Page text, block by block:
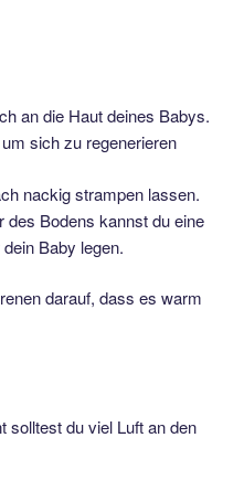
an die Haut deines Babys.
sich zu regenerieren
nackig strampen lassen.
des Bodens kannst du eine
dein Baby legen.
darauf, dass es warm
solltest du viel Luft an den